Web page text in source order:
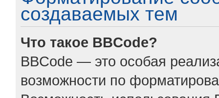
создаваемых тем
Что такое BBCode?
BBCode — это особая
возможности по